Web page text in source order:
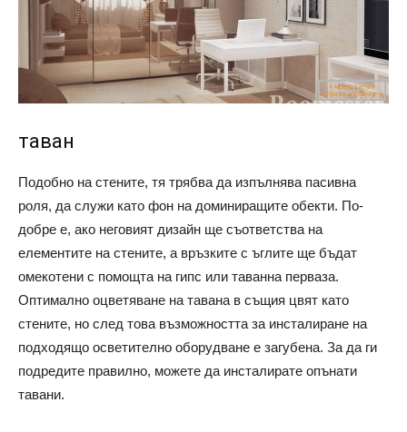
таван
Подобно на стените, тя трябва да изпълнява пасивна
роля, да служи като фон на доминиращите обекти. По-
добре е, ако неговият дизайн ще съответства на
елементите на стените, а връзките с ъглите ще бъдат
омекотени с помощта на гипс или таванна перваза.
Оптимално оцветяване на тавана в същия цвят като
стените, но след това възможността за инсталиране на
подходящо осветително оборудване е загубена. За да ги
подредите правилно, можете да инсталирате опънати
тавани.